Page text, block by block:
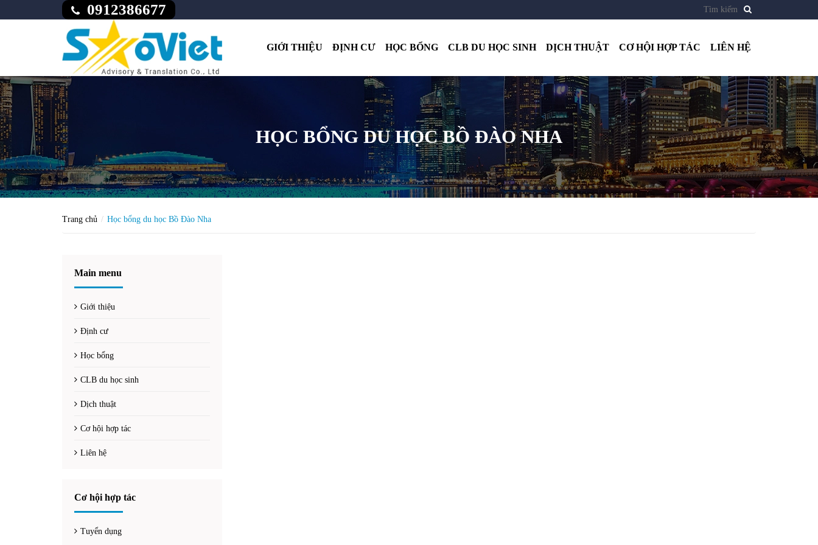
0912386677
GIỚI THIỆU ĐỊNH CƯ HỌC BỔNG CLB DU HỌC SINH DỊCH THUẬT CƠ HỘI HỢP TÁC LIÊN HỆ
HỌC BỔNG DU HỌC BỒ ĐÀO NHA
Trang chủ Học bổng du học Bồ Đào Nha
Main menu
Giới thiệu
Định cư
Học bổng
CLB du học sinh
Dịch thuật
Cơ hội hợp tác
Liên hệ
Cơ hội hợp tác
Tuyển dụng